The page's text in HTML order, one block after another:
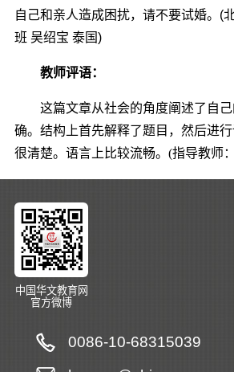
自己和亲人造成困扰，请不要试婚。(
班 吴绍宝 泰国)
教师评语：
这篇文章从社会的角度阐述了自己
确。结构上首先解释了题目，然后进
很清楚。语言上比较流畅。(指导教师
中国华文教育网
官方微博
0086-10-68315039